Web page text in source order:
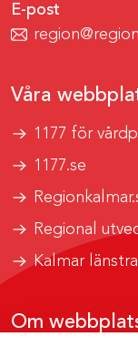
E-post
Våra
1177 för
1177.se
Regional
Kalmar
Om